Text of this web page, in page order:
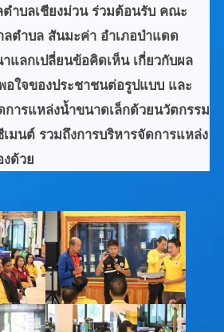
ตำบลเชียงม่วน ร่วมต้อนรับ คณะ
ตำบล สันมะค่า อำเภอป่าแดด
าแลกเปลี่ยนข้อคิดเห็น เกี่ยวกับผล
ใจของประชาชนต่อรูปแบบ และ
การแหล่งน้ำขนาดเล็กด้วยนวัตกรรม
มนต์ รวมถึงการบริหารจัดการแหล่ง
ด้วย